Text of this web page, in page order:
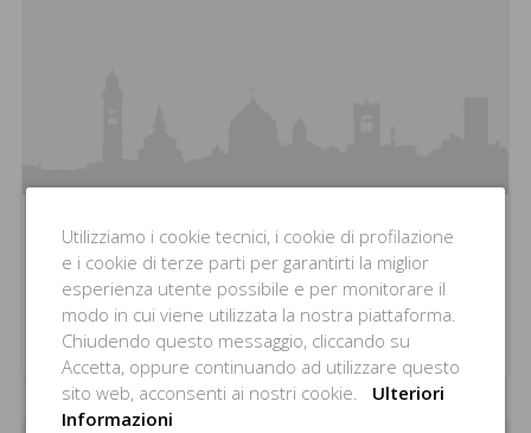
Pub Clock Tower
V.le Partigiano, 33
Treviglio
Utilizziamo i cookie tecnici, i cookie di profilazione
e i cookie di terze parti per garantirti la miglior
esperienza utente possibile e per monitorare il
modo in cui viene utilizzata la nostra piattaforma.
Chiudendo questo messaggio, cliccando su
Accetta, oppure continuando ad utilizzare questo
sito web, acconsenti ai nostri cookie.
Ulteriori
Informazioni